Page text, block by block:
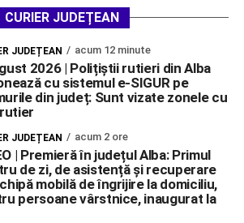
CURIER JUDEȚEAN
JUDEȚEAN acum 12 minute
2026 | Polițiștii rutieri din Alba
cu sistemul e-SIGUR pe
din județ: Sunt vizate zonele cu
JUDEȚEAN acum 2 ore
| Premieră în județul Alba: Primul
de zi, de asistență și recuperare
mobilă de îngrijire la domiciliu,
persoane vârstnice, inaugurat la